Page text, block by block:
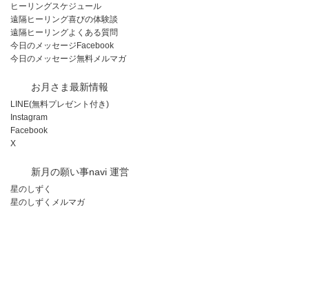
ヒーリングスケジュール
遠隔ヒーリング喜びの体験談
遠隔ヒーリングよくある質問
今日のメッセージFacebook
今日のメッセージ無料メルマガ
お月さま最新情報
LINE(無料プレゼント付き)
Instagram
Facebook
X
新月の願い事navi 運営
星のしずく
星のしずくメルマガ